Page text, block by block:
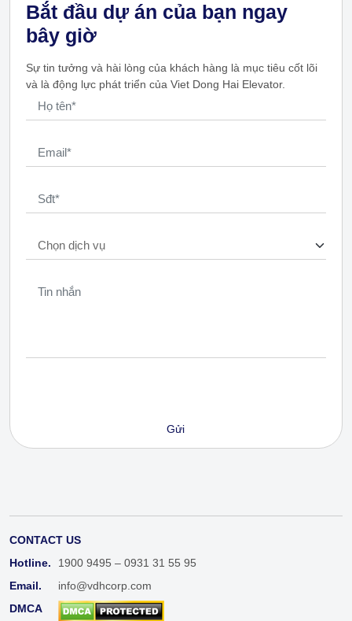
Bắt đầu dự án của bạn ngay
bây giờ
Sự tin tưởng và hài lòng của khách hàng là mục tiêu cốt lõi
và là động lực phát triển của Viet Dong Hai Elevator.
CONTACT US
Hotline.
1900 9495 – 0931 31 55 95
Email.
info@vdhcorp.com
DMCA